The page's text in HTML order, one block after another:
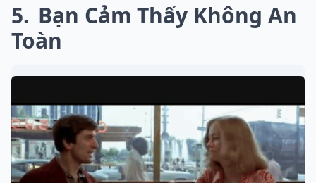
5 Bạn Cảm Thấy Không An
Toàn